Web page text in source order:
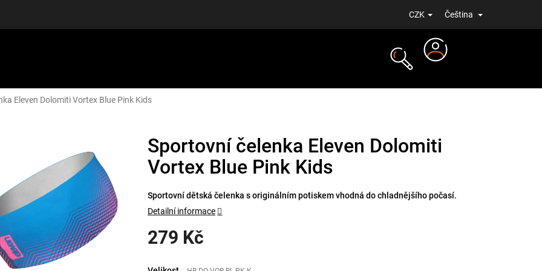
CZK Čeština
Eleven Dolomiti Vortex Blue Pink Kids
Sportovní čelenka Eleven Dolomiti
Vortex Blue Pink Kids
279 Kč
Sportovní dětská čelenka s originálním potiskem vhodná do chladnějšího počasí.
Detailní informace